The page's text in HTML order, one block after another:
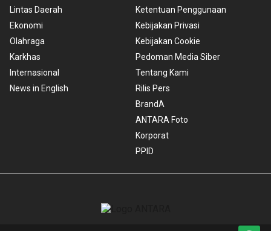
Lintas Daerah
Ekonomi
Olahraga
Karkhas
Internasional
News in English
Ketentuan Penggunaan
Kebijakan Privasi
Kebijakan Cookie
Pedoman Media Siber
Tentang Kami
Rilis Pers
BrandA
ANTARA Foto
Korporat
PPID